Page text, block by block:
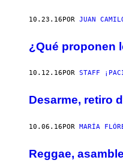
10.23.16POR JUAN
¿Qué proponen
10.12.16 POR STAFF
Desarme, retiro
10.06.16POR MARÍA
Reggae,